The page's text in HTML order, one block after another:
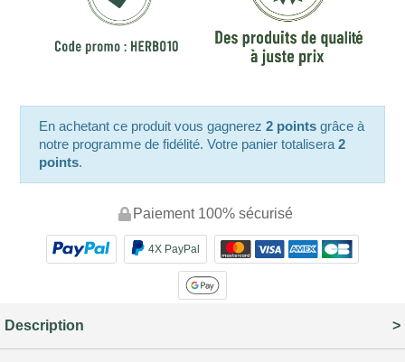
En achetant ce produit vous gagnerez2 points grâce à
notre programme de fidélité. Votre panier totalisera2
points.
Paiement 100% sécurisé
4X PayPal
Description